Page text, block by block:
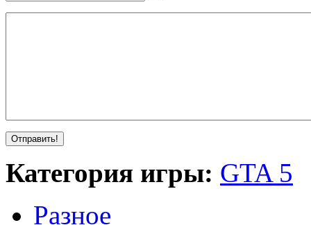
Категория игры: GTA 5
Разное